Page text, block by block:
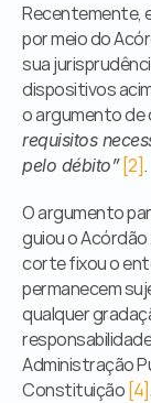
Recentemente,
por meio do
sua
dispositivos
o argumento de
requisitos
pelo débito” [2].
O argumento
guiou o Acórdão
corte fixou o
permanecem
qualquer
Administração
Constituição [4].